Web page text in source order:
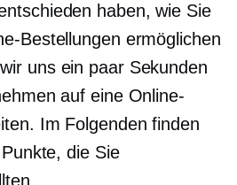
haben, wie Sie
Bestellungen ermöglichen
uns ein paar Sekunden
auf eine Online-
Im Folgenden finden
die Sie